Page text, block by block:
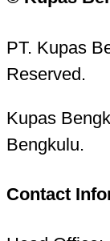
PT. Kupas
Reserved.
Kupas
Bengkulu.
Contact